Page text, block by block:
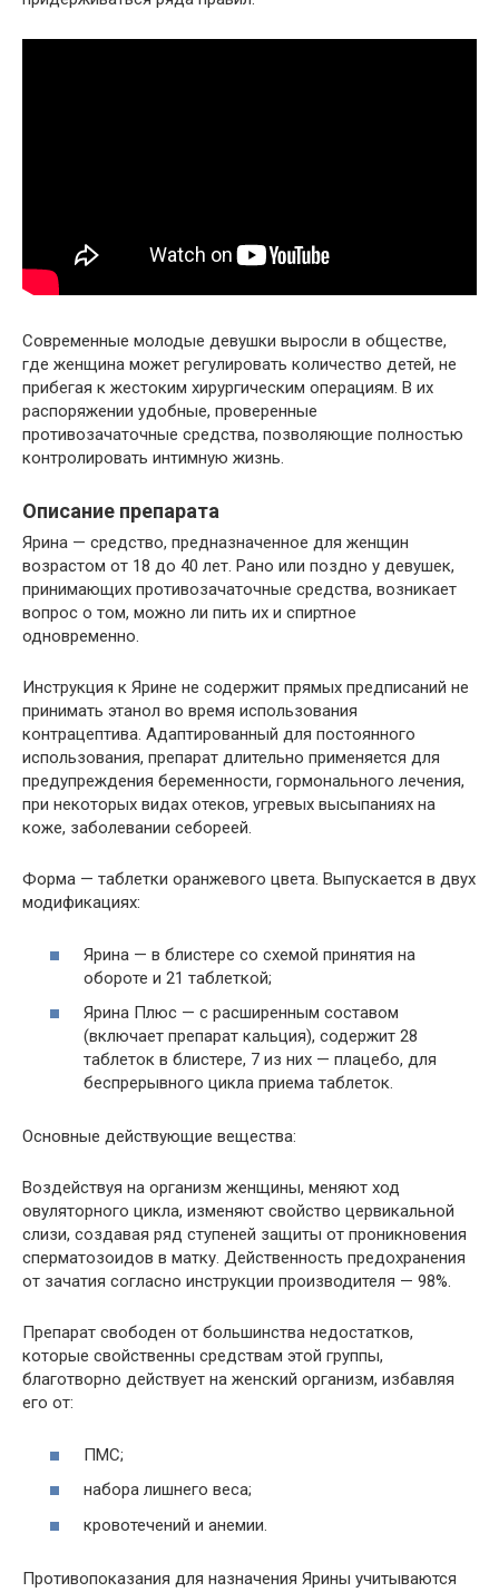
Современные молодые девушки выросли в обществе,
где женщина может регулировать количество детей, не
прибегая к жестоким хирургическим операциям. В их
распоряжении удобные, проверенные
противозачаточные средства, позволяющие полностью
контролировать интимную жизнь.
Описание препарата
Ярина — средство, предназначенное для женщин
возрастом от 18 до 40 лет. Рано или поздно у девушек,
принимающих противозачаточные средства, возникает
вопрос о том, можно ли пить их и спиртное
одновременно.
Инструкция к Ярине не содержит прямых предписаний не
принимать этанол во время использования
контрацептива. Адаптированный для постоянного
использования, препарат длительно применяется для
предупреждения беременности, гормонального лечения,
при некоторых видах отеков, угревых высыпаниях на
коже, заболевании себореей.
Форма — таблетки оранжевого цвета. Выпускается в двух
модификациях:
Ярина — в блистере со схемой принятия на
обороте и 21 таблеткой;
Ярина Плюс — с расширенным составом
(включает препарат кальция), содержит 28
таблеток в блистере, 7 из них — плацебо, для
беспрерывного цикла приема таблеток.
Основные действующие вещества:
Воздействуя на организм женщины, меняют ход
овуляторного цикла, изменяют свойство цервикальной
слизи, создавая ряд ступеней защиты от проникновения
сперматозоидов в матку. Действенность предохранения
от зачатия согласно инструкции производителя — 98%.
Препарат свободен от большинства недостатков,
которые свойственны средствам этой группы,
благотворно действует на женский организм, избавляя
его от:
ПМС;
набора лишнего веса;
кровотечений и анемии.
Противопоказания для назначения Ярины учитываются